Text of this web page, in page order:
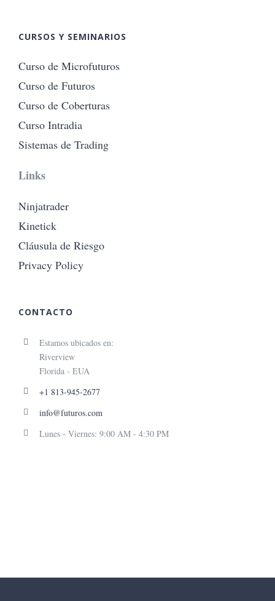
CURSOS Y SEMINARIOS
Curso de Microfuturos
Curso de Futuros
Curso de Coberturas
Curso Intradia
Sistemas de Trading
Links
Ninjatrader
Kinetick
Cláusula de Riesgo
Privacy Policy
CONTACTO
Estamos ubicados en:
Riverview
Florida - EUA
+1 813-945-2677
info@futuros.com
Lunes - Viernes: 9:00 AM - 4:30 PM